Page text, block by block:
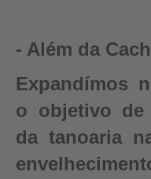
- Além da
Expandímos
o objetivo de
da tanoaria